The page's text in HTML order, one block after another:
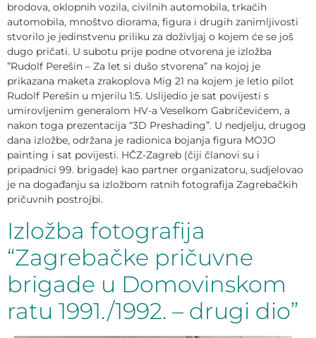
brodova, oklopnih vozila, civilnih automobila, trkaćih
automobila, mnoštvo diorama, figura i drugih zanimljivosti
stvorilo je jedinstvenu priliku za doživljaj o kojem će se još
dugo pričati. U subotu prije podne otvorena je izložba
”Rudolf Perešin – Za let si dušo stvorena” na kojoj je
prikazana maketa zrakoplova Mig 21 na kojem je letio pilot
Rudolf Perešin u mjerilu 1:5. Uslijedio je sat povijesti s
umirovljenim generalom HV-a Veselkom Gabričevićem, a
nakon toga prezentacija “3D Preshading”. U nedjelju, drugog
dana izložbe, održana je radionica bojanja figura MOJO
painting i sat povijesti. HČZ-Zagreb (čiji članovi su i
pripadnici 99. brigade) kao partner organizatoru, sudjelovao
je na događanju sa izložbom ratnih fotografija Zagrebačkih
pričuvnih postrojbi.
Izložba fotografija
“Zagrebačke pričuvne
brigade u Domovinskom
ratu 1991./1992. – drugi dio”